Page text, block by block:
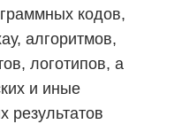
кодов,
алгоритмов,
логотипов, а
и иные
результатов